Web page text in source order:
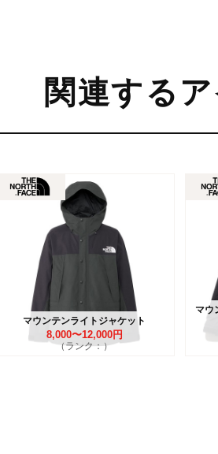
関連する
マウンテンライトジャケット
8,000〜12,000円
（ランク：）
マウ